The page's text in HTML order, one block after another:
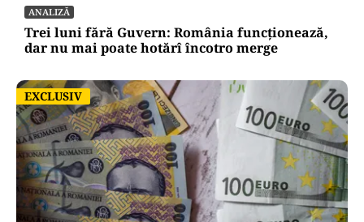
ANALIZĂ
Trei luni fără Guvern: România funcționează,
dar nu mai poate hotărî încotro merge
EXCLUSIV
EXCLUSIV